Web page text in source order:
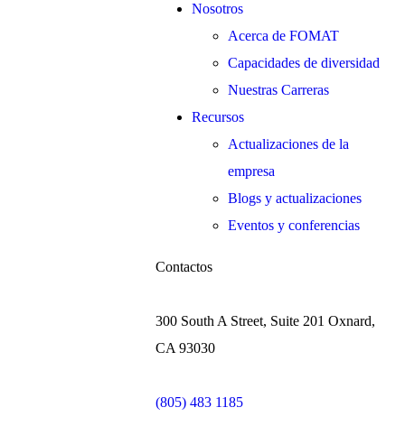
Nosotros
Acerca de FOMAT
Capacidades de diversidad
Nuestras Carreras
Recursos
Actualizaciones de la
empresa
Blogs y actualizaciones
Eventos y conferencias
Contactos
300 South A Street, Suite 201 Oxnard,
CA 93030
(805) 483 1185